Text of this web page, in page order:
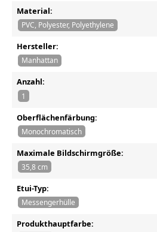
Material:
PVC, Polyester, Polyethylene
Hersteller:
Manhattan
Anzahl:
1
Oberflächenfärbung:
Monochromatisch
Maximale Bildschirmgröße:
35,8 cm
Etui-Typ:
Messengerhülle
Produkthauptfarbe: